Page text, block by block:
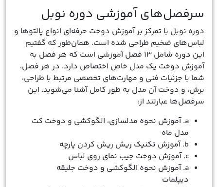
سرفصل‌های آموزشی دوره نوبل
دوره نوبل با تمرکز بر آموزش دوخت حرفه‌ای انواع پالتوها و
لباس‌های ضخیم طراحی شده است. همان‌طور که گفتیم
این دوره شامل ۱۳ فصل آموزشی است که هر فصل به
آموزش دوخت یک مدل خاص اختصاص دارد. در هر فصل،
شما با جزئیات فنی و مهارت‌های تخصصی مرتبط با طراحی،
برش، و دوخت آن مدل به طور کامل آشنا می‌شوید. این
سرفصل‌ها عبارتند از:
a. آموزش نحوه مدلسازی، الگوکشی و دوخت کت
مدل ماه
b. آموزش تکنیک ریش ریش کردن پارچه
c. آموزش دوخت جیب نمای روی لباس
a. آموزش نحوه الگوکشی و دوخت جلیقه
دیپلمات